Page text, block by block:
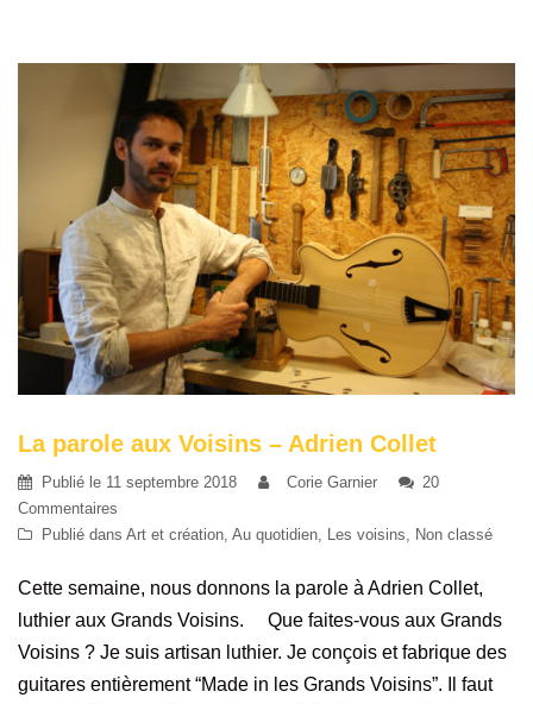
La parole aux Voisins – Adrien Collet
Publié le 11 septembre 2018 Corie Garnier
20
Commentaires
Publié dans Art et création Au quotidien Les voisins Non classé
Cette semaine, nous donnons la parole à Adrien Collet,
luthier aux Grands Voisins. Que faites-vous aux Grands
Voisins ? Je suis artisan luthier. Je conçois et fabrique des
guitares entièrement “Made in les Grands Voisins”. Il faut